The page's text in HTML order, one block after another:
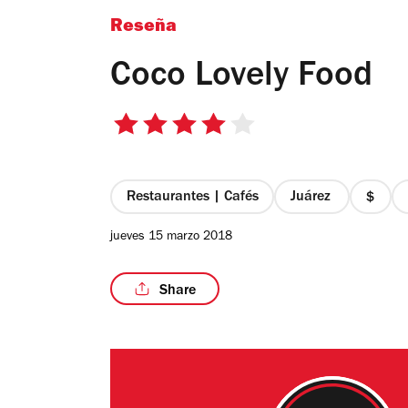
Reseña
Coco Lovely Food
4
estrellas
Restaurantes | Cafés Juárez
precio
jueves 15 marzo 2018
Share